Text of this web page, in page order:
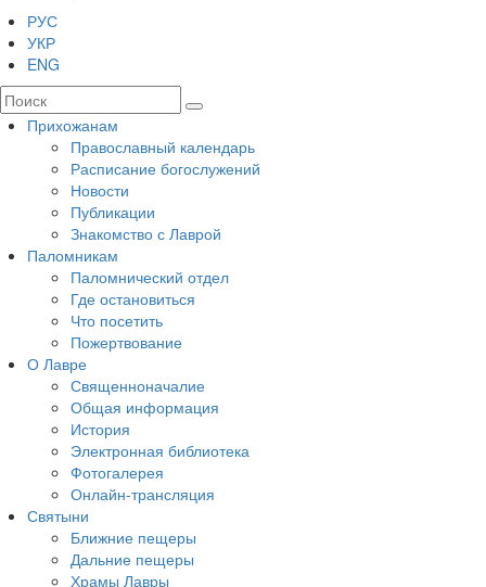
РУС
УКР
ENG
Прихожанам
Православный календарь
Расписание богослужений
Новости
Публикации
Знакомство с Лаврой
Паломникам
Паломнический отдел
Где остановиться
Что посетить
Пожертвование
О Лавре
Священноначалие
Общая информация
История
Электронная библиотека
Фотогалерея
Онлайн-трансляция
Святыни
Ближние пещеры
Дальние пещеры
Храмы Лавры